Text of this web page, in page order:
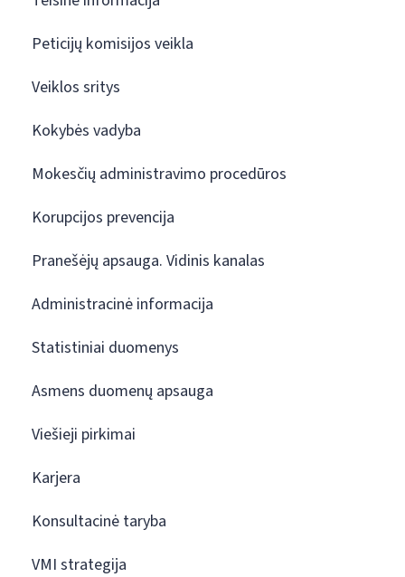
Peticijų komisijos veikla
Veiklos sritys
Kokybės vadyba
Mokesčių administravimo procedūros
Korupcijos prevencija
Pranešėjų apsauga. Vidinis kanalas
Administracinė informacija
Statistiniai duomenys
Asmens duomenų apsauga
Viešieji pirkimai
Karjera
Konsultacinė taryba
VMI strategija